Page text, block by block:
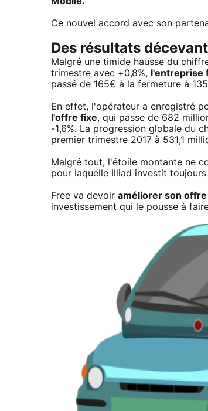
Ce nouvel accord avec son
Des résultats
Malgré une timide hausse du
trimestre avec +0,8%, l'entreprise
passé de 165€ à la fermeture à
En effet, l'opérateur a enregistré
l'offre fixe, qui passe de 682
-1,6%. La progression globale du
premier trimestre 2017 à 531,1
Malgré tout, l'étoile montante ne
pour laquelle Illiad investit
Free va devoir améliorer son
investissement qui le pousse à